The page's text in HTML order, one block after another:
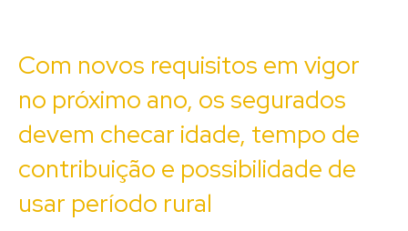
Com novos requisitos em vigor
no próximo ano, os segurados
devem checar idade, tempo de
contribuição e possibilidade de
usar período rural